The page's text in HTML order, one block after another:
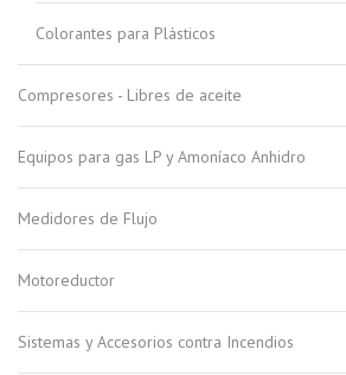
Colorantes para Plásticos
Compresores - Libres de aceite
Equipos para gas LP y Amoníaco Anhidro
Medidores de Flujo
Motoreductor
Sistemas y Accesorios contra Incendios